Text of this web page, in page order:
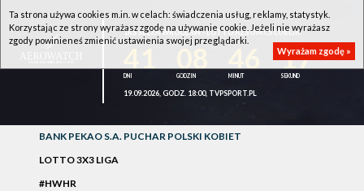
1KS ŚLĘZA WROCŁAW - LOTTO AZS UMCS LUBLIN
17
19.09.2026, GODZ. 18:00, TVPSPORT.PL
BANK PEKAO S.A. PUCHAR POLSKI KOBIET
LOTTO 3X3 LIGA
#HWHR
Ta strona używa cookies m.in. w celach: świadczenia usług, reklamy, statystyk.
Korzystając ze strony wyrażasz zgodę na używanie cookie. Jeżeli nie wyrażasz
zgody powinieneś zmienić ustawienia swojej przeglądarki.
Wyrażam zgodę »